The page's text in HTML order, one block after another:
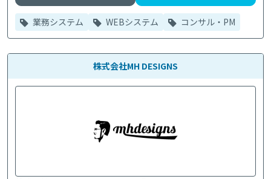
業務システム WEBシステム コンサル・PM
株式会社MH DESIGNS